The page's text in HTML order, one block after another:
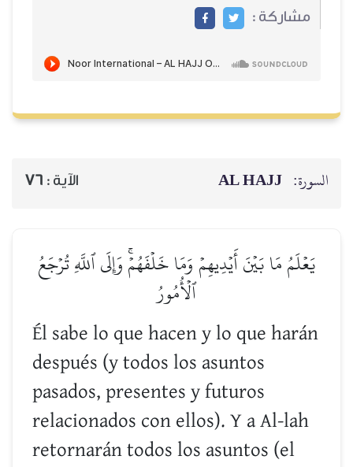
مشاركة :
السورة: AL HAJJ الآية : 76
يَعۡلَمُ مَا بَيۡنَ أَيۡدِيهِمۡ وَمَا خَلۡفَهُمۡۚ وَإِلَى ٱللَّهِ تُرۡجَعُ
ٱلۡأُمُورُ
Él sabe lo que hacen y lo que harán
después (y todos los asuntos
pasados, presentes y futuros
relacionados con ellos). Y a Al-lah
retornarán todos los asuntos (el